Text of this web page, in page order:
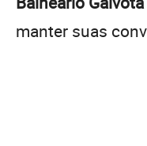
manter suas